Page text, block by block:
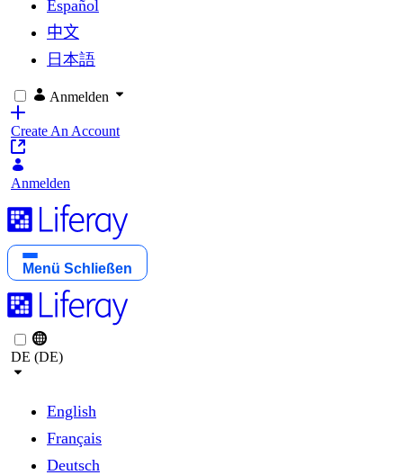
Español
中文
日本語
Anmelden
Create An Account
Anmelden
Menü Schließen
DE (DE)
English
Français
Deutsch